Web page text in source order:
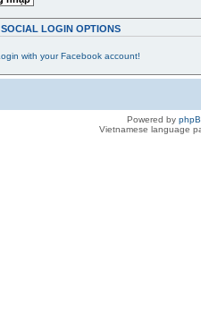
SOCIAL LOGIN OPTIONS
Powered by
Vietnamese language